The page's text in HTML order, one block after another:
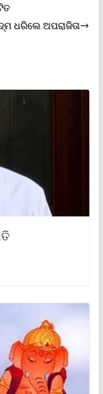
ଧରିଲେ ଅପରାଜିତା